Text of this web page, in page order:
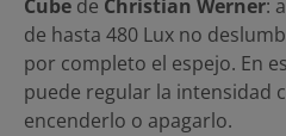
Cube de Christian Werner:
de hasta 480 Lux no
por completo el espejo. En
puede regular la intensidad
encenderlo o apagarlo.